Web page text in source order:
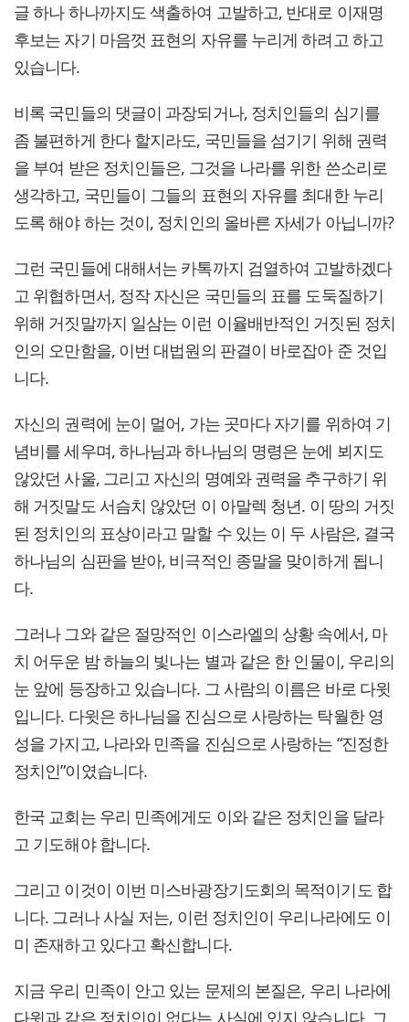
글 하나 하나까지도 색출하여 고발하고, 반대로 이재명
후보는 자기 마음껏 표현의 자유를 누리게 하려고 하고
있습니다.
비록 국민들의 댓글이 과장되거나, 정치인들의 심기를
좀 불편하게 한다 할지라도, 국민들을 섬기기 위해 권력
을 부여 받은 정치인들은, 그것을 나라를 위한 쓴소리로
생각하고, 국민들이 그들의 표현의 자유를 최대한 누리
도록 해야 하는 것이, 정치인의 올바른 자세가 아닙니까?
그런 국민들에 대해서는 카톡까지 검열하여 고발하겠다
고 위협하면서, 정작 자신은 국민들의 표를 도둑질하기
위해 거짓말까지 일삼는 이런 이율배반적인 거짓된 정치
인의 오만함을, 이번 대법원의 판결이 바로잡아 준 것입
니다.
자신의 권력에 눈이 멀어, 가는 곳마다 자기를 위하여 기
념비를 세우며, 하나님과 하나님의 명령은 눈에 뵈지도
않았던 사울, 그리고 자신의 명예와 권력을 추구하기 위
해 거짓말도 서슴치 않았던 이 아말렉 청년. 이 땅의 거짓
된 정치인의 표상이라고 말할 수 있는 이 두 사람은, 결국
하나님의 심판을 받아, 비극적인 종말을 맞이하게 됩니
다.
그러나 그와 같은 절망적인 이스라엘의 상황 속에서, 마
치 어두운 밤 하늘의 빛나는 별과 같은 한 인물이, 우리의
눈 앞에 등장하고 있습니다. 그 사람의 이름은 바로 다윗
입니다. 다윗은 하나님을 진심으로 사랑하는 탁월한 영
성을 가지고, 나라와 민족을 진심으로 사랑하는 “진정한
정치인”이였습니다.
한국 교회는 우리 민족에게도 이와 같은 정치인을 달라
고 기도해야 합니다.
그리고 이것이 이번 미스바광장기도회의 목적이기도 합
니다. 그러나 사실 저는, 이런 정치인이 우리나라에도 이
미 존재하고 있다고 확신합니다.
지금 우리 민족이 안고 있는 문제의 본질은, 우리 나라에
다윗과 같은 정치인이 없다는 사실에 있지 않습니다. 그